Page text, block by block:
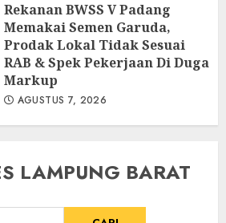
Rekanan BWSS V Padang
Memakai Semen Garuda,
Prodak Lokal Tidak Sesuai
RAB & Spek Pekerjaan Di Duga
Markup
AGUSTUS 7, 2026
LAMPUNG BARAT